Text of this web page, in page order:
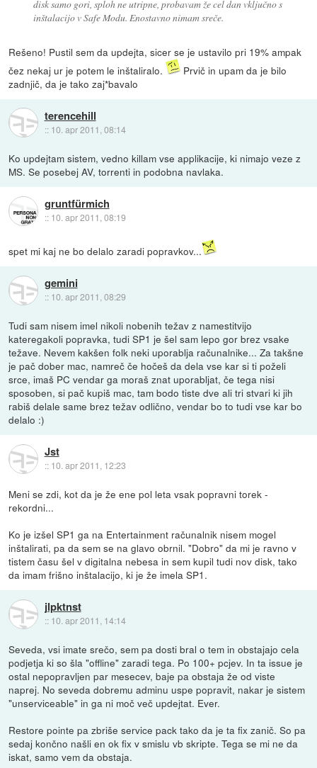
disk samo gori, sploh ne utripne, probavam že cel dan vključno s
inštalacijo v Safe Modu. Enostavno nimam sreče.
Rešeno! Pustil sem da updejta, sicer se je ustavilo pri 19% ampak
čez nekaj ur je potem le inštaliralo.
Prvič in upam da je bilo
zadnjič, da je tako zaj*bavalo
terencehill
:: 10. apr 2011, 08:14
Ko updejtam sistem, vedno killam vse applikacije, ki nimajo veze z
MS. Se posebej AV, torrenti in podobna navlaka.
gruntfürmich
:: 10. apr 2011, 08:19
spet mi kaj ne bo delalo zaradi popravkov...
gemini
:: 10. apr 2011, 08:29
Tudi sam nisem imel nikoli nobenih težav z namestitvijo
kateregakoli popravka, tudi SP1 je šel sam lepo gor brez vsake
težave. Nevem kakšen folk neki uporablja računalnike... Za takšne
je pač dober mac, namreč če hočeš da dela vse kar si ti poželi
srce, imaš PC vendar ga moraš znat uporabljat, če tega nisi
sposoben, si pač kupiš mac, tam bodo tiste dve ali tri stvari ki jih
rabiš delale same brez težav odlično, vendar bo to tudi vse kar bo
delalo :)
Jst
:: 10. apr 2011, 12:23
Meni se zdi, kot da je že ene pol leta vsak popravni torek -
rekordni...
Ko je izšel SP1 ga na Entertainment računalnik nisem mogel
inštalirati, pa da sem se na glavo obrnil. "Dobro" da mi je ravno v
tistem času šel v digitalna nebesa in sem kupil tudi nov disk, tako
da imam frišno inštalacijo, ki je že imela SP1.
jlpktnst
:: 10. apr 2011, 14:14
Seveda, vsi imate srečo, sem pa dosti bral o tem in obstajajo cela
podjetja ki so šla "offline" zaradi tega. Po 100+ pcjev. In ta issue je
ostal nepopravljen par mesecev, baje pa obstaja že od viste
naprej. No seveda dobremu adminu uspe popravit, nakar je sistem
"unserviceable" in ga ni moč več updejtat. Ever.
Restore pointe pa zbriše service pack tako da je ta fix zanič. So pa
sedaj končno našli en ok fix v smislu vb skripte. Tega se mi ne da
iskat, samo vem da obstaja.